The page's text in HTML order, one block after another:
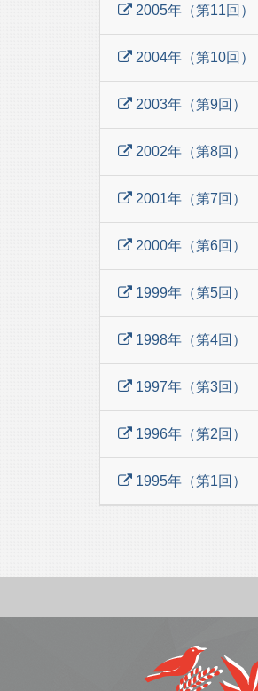
2005年（第11回）
2004年（第10回）
2003年（第9回）
2002年（第8回）
2001年（第7回）
2000年（第6回）
1999年（第5回）
1998年（第4回）
1997年（第3回）
1996年（第2回）
1995年（第1回）